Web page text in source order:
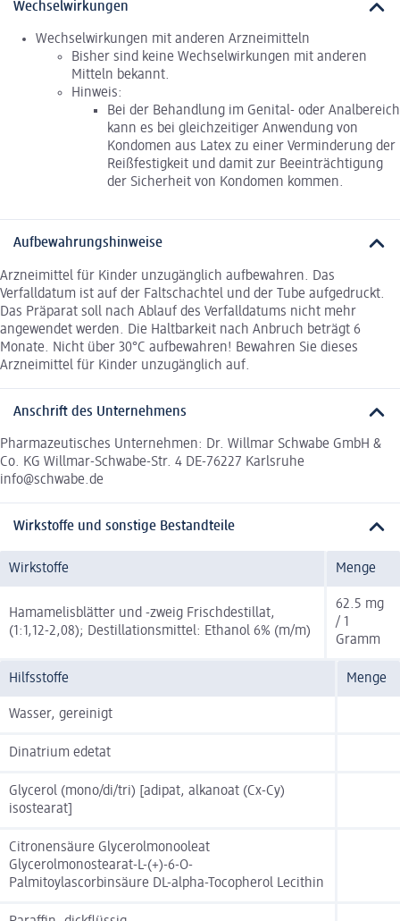
Wechselwirkungen
Wechselwirkungen mit anderen Arzneimitteln
Bisher sind keine Wechselwirkungen mit anderen
Mitteln bekannt.
Hinweis:
Bei der Behandlung im Genital- oder Analbereich
kann es bei gleichzeitiger Anwendung von
Kondomen aus Latex zu einer Verminderung der
Reißfestigkeit und damit zur Beeinträchtigung
der Sicherheit von Kondomen kommen.
Aufbewahrungshinweise
Arzneimittel für Kinder unzugänglich aufbewahren. Das
Verfalldatum ist auf der Faltschachtel und der Tube aufgedruckt.
Das Präparat soll nach Ablauf des Verfalldatums nicht mehr
angewendet werden. Die Haltbarkeit nach Anbruch beträgt 6
Monate. Nicht über 30°C aufbewahren! Bewahren Sie dieses
Arzneimittel für Kinder unzugänglich auf.
Anschrift des Unternehmens
Pharmazeutisches Unternehmen: Dr. Willmar Schwabe GmbH &
Co. KG Willmar-Schwabe-Str. 4 DE-76227 Karlsruhe
info@schwabe.de
Wirkstoffe und sonstige Bestandteile
Wirkstoffe Menge
Hamamelisblätter und -zweig Frischdestillat,
(1:1,12-2,08); Destillationsmittel: Ethanol 6% (m/m)
62.5 mg
/ 1
Gramm
Hilfsstoffe Menge
Wasser, gereinigt
Dinatrium edetat
Glycerol (mono/di/tri) [adipat, alkanoat (Cx-Cy)
isostearat]
Citronensäure Glycerolmonooleat
Glycerolmonostearat-L-(+)-6-O-
Palmitoylascorbinsäure DL-alpha-Tocopherol Lecithin